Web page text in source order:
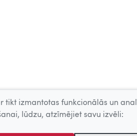
tikt izmantotas funkcionālās un
lūdzu, atzīmējiet savu izvēli: